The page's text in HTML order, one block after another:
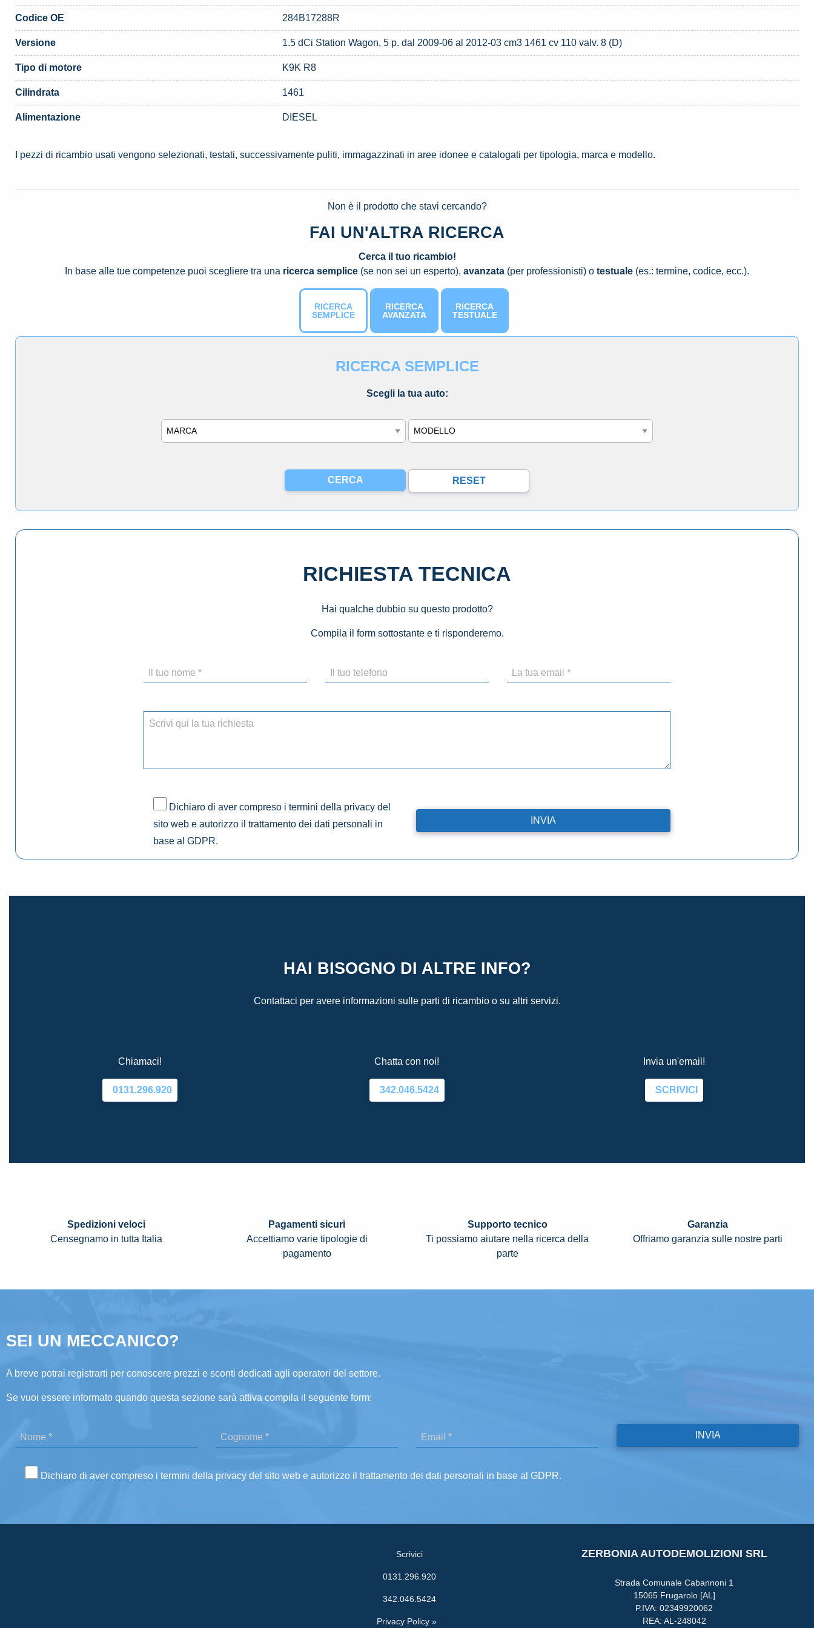
Codice OE 284B17288R
Versione 1.5 dCi Station Wagon, 5 p. dal 2009-06 al 2012-03 cm3 1461 cv 110 valv. 8 (D)
Tipo di motore K9K R8
Cilindrata 1461
Alimentazione DIESEL
I pezzi di ricambio usati vengono selezionati, testati, successivamente puliti, immagazzinati in aree idonee e catalogati per tipologia, marca e modello.
Non è il prodotto che stavi cercando?
FAI UN'ALTRA RICERCA
Cerca il tuo ricambio!
In base alle tue competenze puoi scegliere tra una ricerca semplice (se non sei un esperto), avanzata (per professionisti) o testuale (es.: termine, codice, ecc.).
RICERCA
SEMPLICE
RICERCA
AVANZATA
RICERCA
TESTUALE
RICERCA SEMPLICE
Scegli la tua auto:
Marca Modello
RICHIESTA TECNICA
Hai qualche dubbio su questo prodotto?
Compila il form sottostante e ti risponderemo.
Dichiaro di aver compreso i termini della privacy del
sito web e autorizzo il trattamento dei dati personali in
base al GDPR.
HAI BISOGNO DI ALTRE INFO?
Contattaci per avere informazioni sulle parti di ricambio o su altri servizi.
Chiamaci!
0131.296.920
Chatta con noi!
342.046.5424
Invia un'email!
SCRIVICI
Spedizioni veloci
Censegnamo in tutta Italia
Pagamenti sicuri
Accettiamo varie tipologie di
pagamento
Supporto tecnico
Ti possiamo aiutare nella ricerca della
parte
Garanzia
Offriamo garanzia sulle nostre parti
SEI UN MECCANICO?
A breve potrai registrarti per conoscere prezzi e sconti dedicati agli operatori del settore.
Se vuoi essere informato quando questa sezione sarà attiva compila il seguente form:
Dichiaro di aver compreso i termini della privacy del sito web e autorizzo il trattamento dei dati personali in base al GDPR.
Scrivici
0131.296.920
342.046.5424
Privacy Policy »
ZERBONIA AUTODEMOLIZIONI SRL
Strada Comunale Cabannoni 1
15065 Frugarolo [AL]
P.IVA: 02349920062
REA: AL-248042